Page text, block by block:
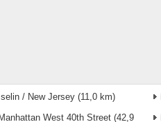
Iselin / New Jersey (11,0 km)
Manhattan West 40th Street (42,9